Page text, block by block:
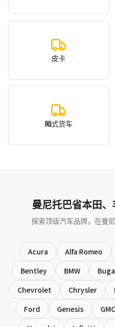
皮卡
厢式货车
曼尼托巴省本田
探索顶级汽车品牌，在曼
Acura Alfa Romeo
Bentley
BMW
Chevrolet
Chrysler
Ford
Genesis GMC